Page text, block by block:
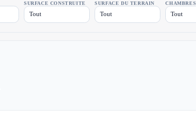
SURFACE CONSTRUITE
Tout
SURFACE DU TERRAIN
Tout
CHAMBRES
Tout